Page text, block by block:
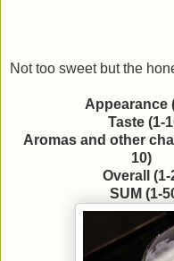
Not too sweet but the
Appearance
Taste (1-
Aromas and other
10)
Overall (1-
SUM (1-